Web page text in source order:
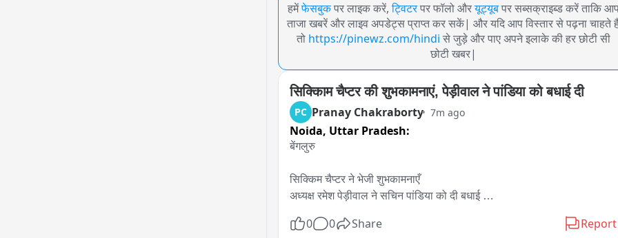
हमेंफेसबुक पर लाइक करें, ट्विटर पर फॉलो औरयूट्यूब पर सब्सक्राइब्ड करें ताकि
ताजा खबरें और लाइव अपडेट्स प्राप्त कर सकें| और यदि आप विस्तार से पढ़ना चाहते
तो https://pinewz.com/hindi से जुड़े और पाए अपने इलाके की हर छोटी सी
छोटी खबर|
सिक्कािम चैप्टर की शुभकामनाएं, पेड़ीवाल ने पांडिया को बधाई दी
PC Pranay Chakraborty 7m ago
Noida, Uttar Pradesh:
बेंगलुरु
सिक्किम चैप्टर ने भेजी शुभकामनाएँ
अध्यक्ष रमेश पेड़ीवाल ने सचिन पांडिया को दी बधाई
सीएम भजनलाल शर्मा का पेड़ीवाल ने जताया आभार
0 0 Share Report